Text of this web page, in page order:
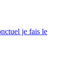
je fais le